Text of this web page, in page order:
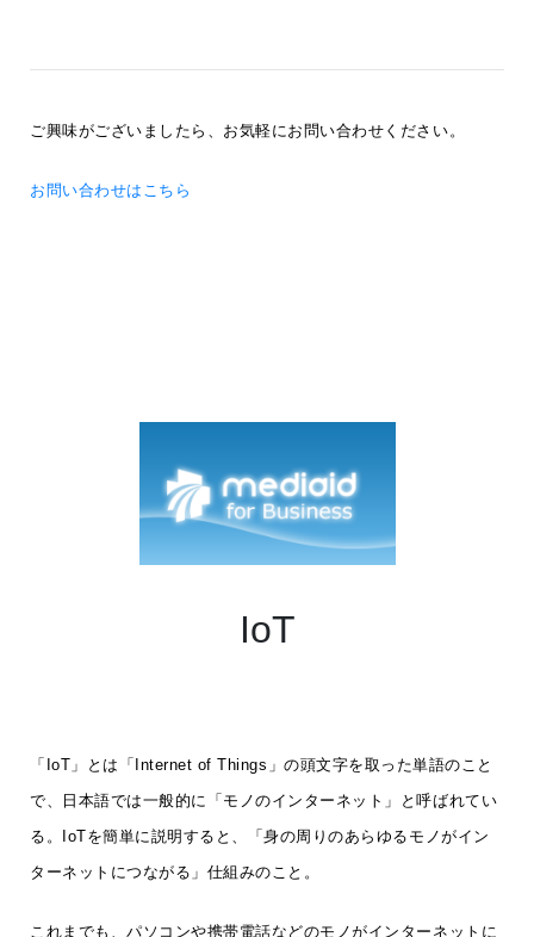
ご興味がございましたら、お気軽にお問い合わせください。
お問い合わせはこちら
IoT
「IoT」とは「Internet of Things」の頭文字を取った単語のこと
で、日本語では一般的に「モノのインターネット」と呼ばれてい
る。IoTを簡単に説明すると、「身の周りのあらゆるモノがイン
ターネットにつながる」仕組みのこと。
これまでも、パソコンや携帯電話などのモノがインターネットに